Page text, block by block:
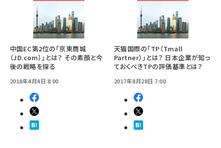
中国EC第2位の「京東商城
（JD.com）」とは？ その素顔と今
後の戦略を探る
2018年4月4日 8:00
天猫国際の「TP（Tmall
Partner）」とは？ 日本企業が知っ
ておくべきTPの評価基準とは？
2017年8月28日 7:00